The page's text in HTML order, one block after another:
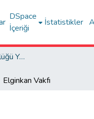
DSpace
İçeriği
İstatistikler
Vakıflar Genel Müdürlüğü Yayınları
Elginkan Vakfı